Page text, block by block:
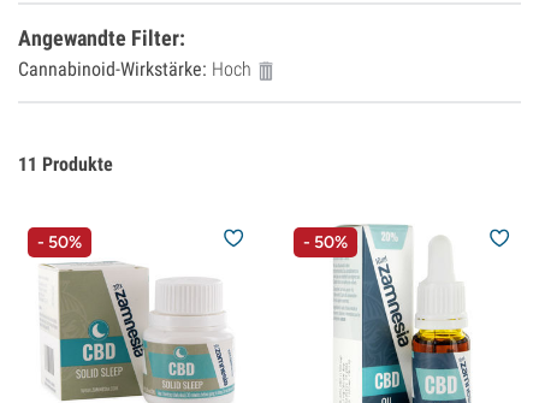
Angewandte Filter:
Cannabinoid-Wirkstärke: Hoch
11 Produkte
- 50% - 50%